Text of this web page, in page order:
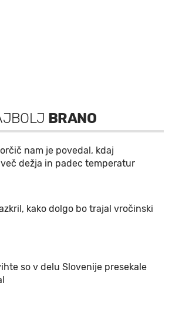
BRANO
nam je povedal, kdaj
dežja in padec temperatur
kako dolgo bo trajal vročinski
so v delu Slovenije presekale